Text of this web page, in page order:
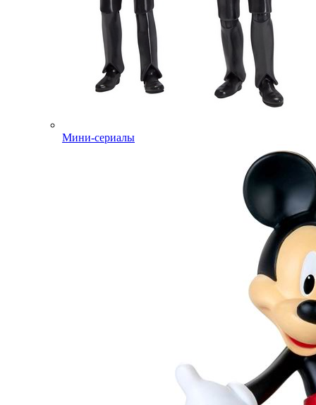
Мини-сериалы